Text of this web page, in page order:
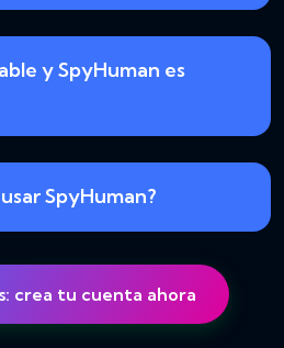
y SpyHuman es
SpyHuman?
crea tu cuenta ahora